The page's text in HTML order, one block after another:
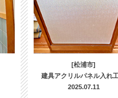
[松浦市]
建具アクリルパネル入れ
2025.07.11